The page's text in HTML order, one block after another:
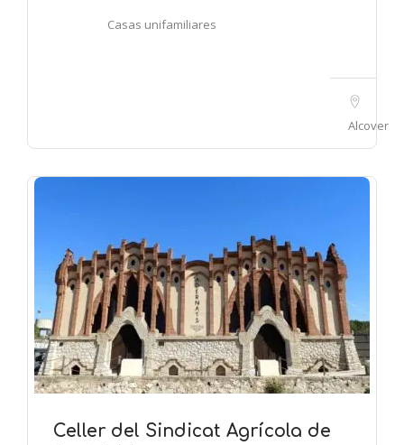
Casas unifamiliares
Alcover
Celler del Sindicat Agrícola de